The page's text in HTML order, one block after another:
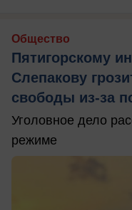
Общество
Пятигорскому
Слепакову
свободы из-за
Уголовное дело
режиме